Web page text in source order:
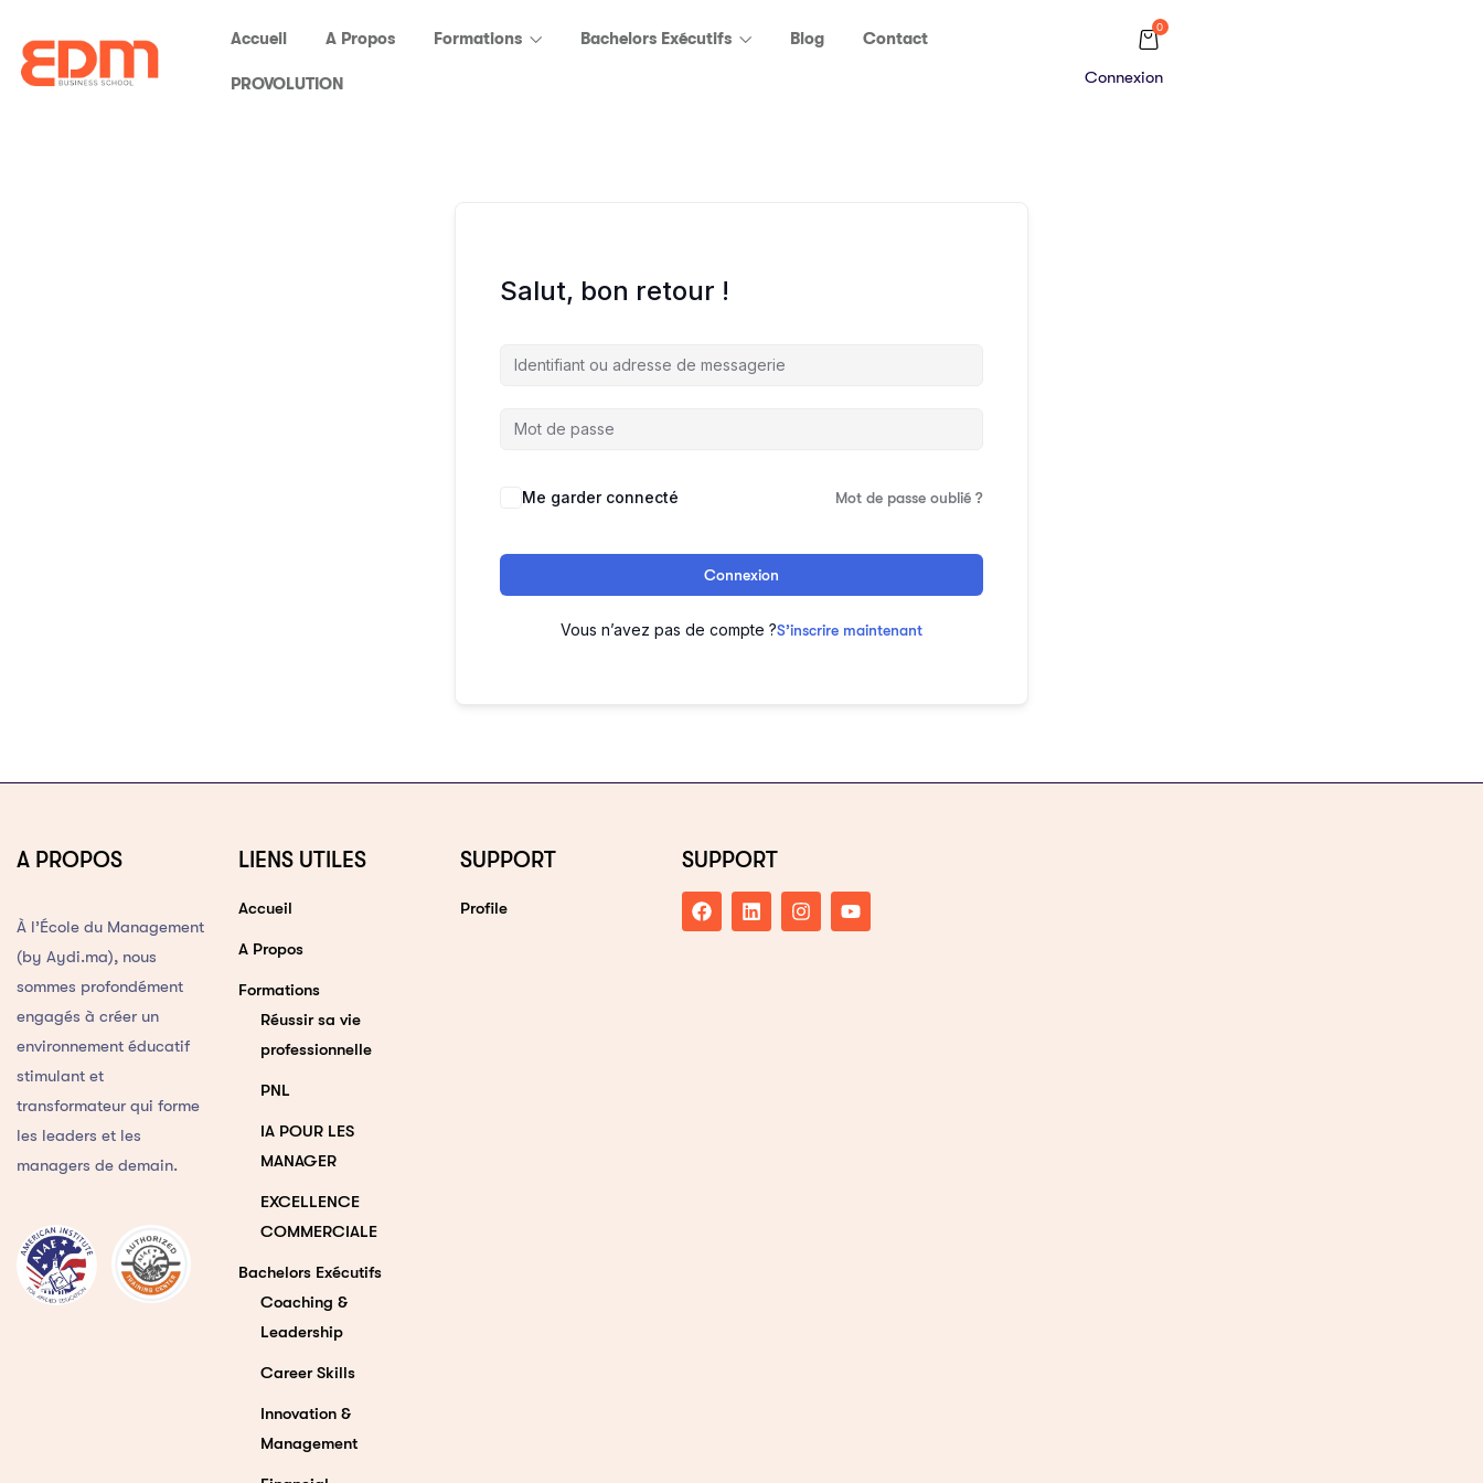
Accueil A Propos Formations Bachelors Exécutifs Blog Contact
PROVOLUTION
0
Connexion
Salut, bon retour !
Me garder connecté Mot de passe oublié ?
Connexion
Vous n’avez pas de compte ?S’inscrire maintenant
A PROPOS
À l’École du Management
(by Aydi.ma), nous
sommes profondément
engagés à créer un
environnement éducatif
stimulant et
transformateur qui forme
les leaders et les
managers de demain.
LIENS UTILES
Accueil
A Propos
Formations
Réussir sa vie
professionnelle
PNL
IA POUR LES
MANAGER
EXCELLENCE
COMMERCIALE
Bachelors Exécutifs
Coaching &
Leadership
Career Skills
Innovation &
Management
SUPPORT
Profile
SUPPORT